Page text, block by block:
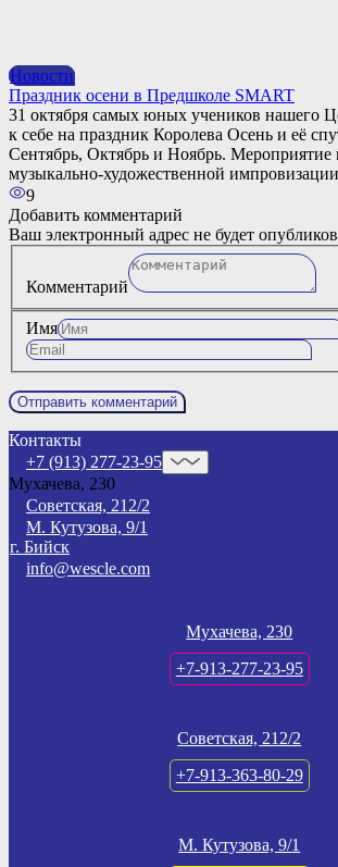
Новости
Праздник осени в Предшколе SMART
31 октября самых юных учеников нашего
к себе на праздник Королева Осень и её
Сентябрь, Октябрь и Ноябрь.
музыкально-художественной
9
Добавить комментарий
Ваш электронный адрес не будет
Комментарий
Имя
Контакты
+7 (913) 277-23-95
Мухачева, 230
Советская, 212/2
М. Кутузова, 9/1
г. Бийск
info@wescle.com
Мухачева, 230
+7-913-277-23-95
Советская, 212/2
+7-913-363-80-29
М. Кутузова, 9/1